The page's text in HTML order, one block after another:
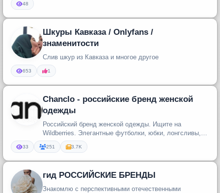
48
Шкуры Кавказа / Onlyfans /
знаменитости
Слив шкур из Кавказа и многое другое
653 1
Chanclo - российские бренд женской
одежды
Российский бренд женской одежды. Ищите на
Wildberries. Элегантные футболки, юбки, лонгсливы,
свитшоты и многое другое! К...
33 251 3.7K
гид РОССИЙСКИЕ БРЕНДЫ
Знакомлю с перспективными отечественными